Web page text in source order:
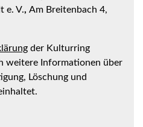
e. V., Am Breitenbach 4,
der Kulturring
weitere Informationen über
Löschung und